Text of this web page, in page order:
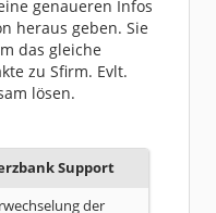
genaueren Infos
heraus geben. Sie
das gleiche
zu Sfirm. Evlt.
lösen.
Support
der